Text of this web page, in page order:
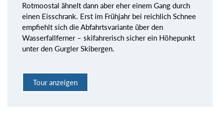
Rotmoostal ähnelt dann aber eher einem Gang durch
einen Eisschrank. Erst im Frühjahr bei reichlich Schnee
empfiehlt sich die Abfahrtsvariante über den
Wasserfallferner – skifahrerisch sicher ein Höhepunkt
unter den Gurgler Skibergen.
Tour anzeigen